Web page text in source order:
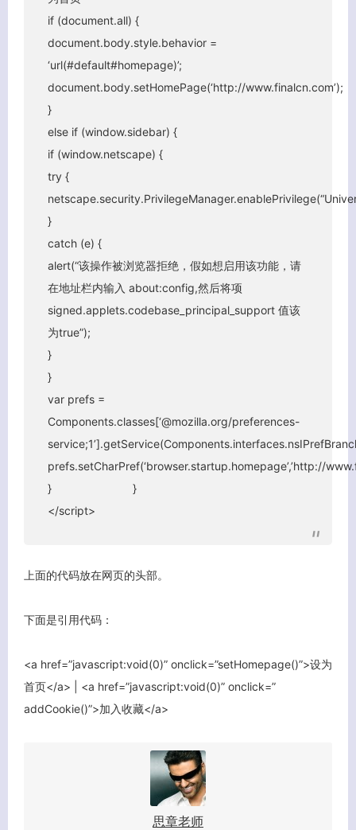
if (document.all) {
document.body.style.behavior =
‘url(#default#homepage)’;
document.body.setHomePage(‘http://
}
else if (window.sidebar) {
if (window.netscape) {
try {
}
catch (e) {
alert(“该操作被浏览器拒绝，假如想启用该功能，请
在地址栏内输入 about:config,然后将项
signed.applets.codebase_principal_support 值该
为true”);
}
}
var prefs =
Components.classes[‘@mozilla.org/preferences-
prefs.setCharPref(‘browser.startup.homepage’,’http://
} }
</script>
上面的代码放在网页的头部。
下面是引用代码：
<a href=”javascript:void(0)” onclick=”setHomepage()”>设为
首页</a> | <a href=”javascript:void(0)” onclick=”
addCookie()”>加入收藏</a>
思章老师